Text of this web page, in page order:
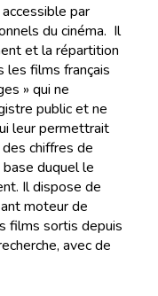
par
du cinéma. Il
et la répartition
les films français
» qui ne
public et ne
leur permettrait
des chiffres de
base duquel le
Il dispose de
moteur de
films sortis depuis
avec de